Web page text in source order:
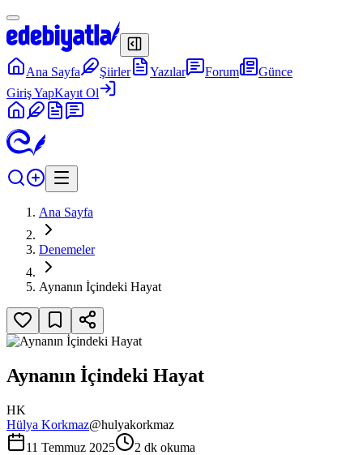
Ana Sayfa Şiirler Yazılar Forum
Günce
Giriş YapKayıt Ol
Ana Sayfa
Denemeler
Aynanın İçindeki Hayat
Aynanın İçindeki Hayat
HK
Hülya Korkmaz@hulyakorkmaz
11 Temmuz 2025
2 dk okuma